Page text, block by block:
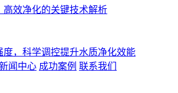
高效净化的关键技术解析
度，科学调控提升水质净化效能
闻中心 成功案例 联系我们